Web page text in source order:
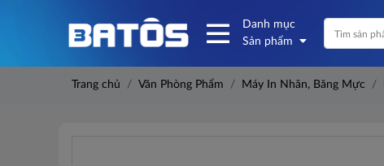
Danh mục
Sản phẩm
Trang chủ Văn Phòng Phẩm Máy In Nhãn, Băng Mực